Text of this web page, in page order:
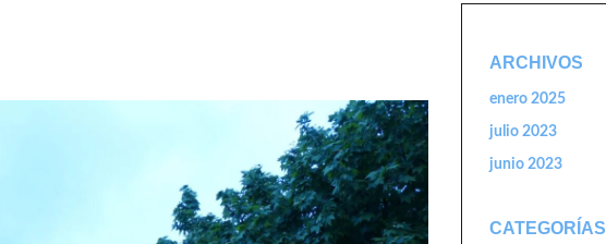
ARCHIVOS
enero 2025
julio 2023
junio 2023
CATEGORÍAS